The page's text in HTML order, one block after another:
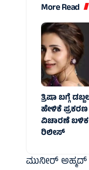
More Read
ತ್ರಿಷಾ ಬಗ್ಗೆ
ಹೇಳಿಕೆ
ವಿಚಾರಣೆ
ರಿಲೀಸ್‌
ಮುನೀರ್‌ ಅಹ್ಮದ್